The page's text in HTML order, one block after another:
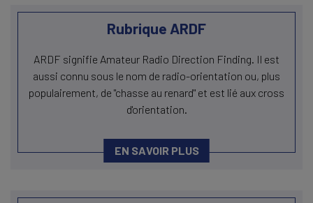
Rubrique ARDF
ARDF signifie Amateur Radio Direction Finding. Il est
aussi connu sous le nom de radio-orientation ou, plus
populairement, de "chasse au renard" et est lié aux cross
d'orientation.
EN SAVOIR PLUS